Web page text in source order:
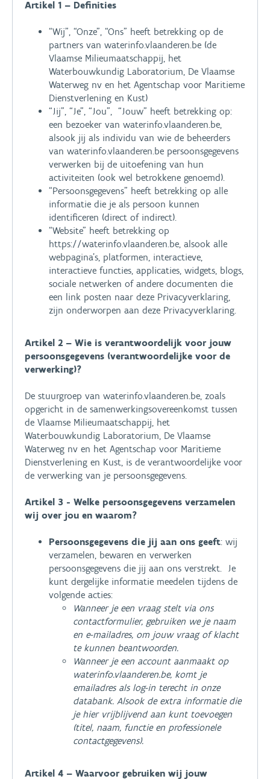
Artikel 1 – Definities
“Wij”, “Onze”, “Ons” heeft betrekking op de
partners van waterinfo.vlaanderen.be (de
Vlaamse Milieumaatschappij, het
Waterbouwkundig Laboratorium, De Vlaamse
Waterweg nv en het Agentschap voor Maritieme
Dienstverlening en Kust)
“Jij”, “Je”, “Jou”, “Jouw” heeft betrekking op:
een bezoeker van waterinfo.vlaanderen.be,
alsook jij als individu van wie de beheerders
van waterinfo.vlaanderen.be persoonsgegevens
verwerken bij de uitoefening van hun
activiteiten (ook wel betrokkene genoemd).
“Persoonsgegevens” heeft betrekking op alle
informatie die je als persoon kunnen
identificeren (direct of indirect).
“Website” heeft betrekking op
https://waterinfo.vlaanderen.be, alsook alle
webpagina’s, platformen, interactieve,
interactieve functies, applicaties, widgets, blogs,
sociale netwerken of andere documenten die
een link posten naar deze Privacyverklaring,
zijn onderworpen aan deze Privacyverklaring.
Artikel 2 – Wie is verantwoordelijk voor jouw
persoonsgegevens (verantwoordelijke voor de
verwerking)?
De stuurgroep van waterinfo.vlaanderen.be, zoals
opgericht in de samenwerkingsovereenkomst tussen
de Vlaamse Milieumaatschappij, het
Waterbouwkundig Laboratorium, De Vlaamse
Waterweg nv en het Agentschap voor Maritieme
Dienstverlening en Kust, is de verantwoordelijke voor
de verwerking van je persoonsgegevens.
Artikel 3 - Welke persoonsgegevens verzamelen
wij over jou en waarom?
Persoonsgegevens die jij aan ons geeft: wij
verzamelen, bewaren en verwerken
persoonsgegevens die jij aan ons verstrekt. Je
kunt dergelijke informatie meedelen tijdens de
volgende acties:
Wanneer je een vraag stelt via ons
contactformulier, gebruiken we je naam
en e-mailadres, om jouw vraag of klacht
te kunnen beantwoorden.
Wanneer je een account aanmaakt op
waterinfo.vlaanderen.be, komt je
emailadres als log-in terecht in onze
databank. Alsook de extra informatie die
je hier vrijblijvend aan kunt toevoegen
(titel, naam, functie en professionele
contactgegevens).
Artikel 4 – Waarvoor gebruiken wij jouw